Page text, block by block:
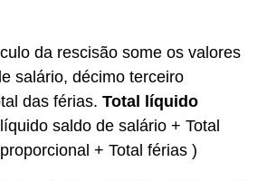
da rescisão some os valores
salário, décimo terceiro
das férias. Total líquido
saldo de salário + Total
+ Total férias )